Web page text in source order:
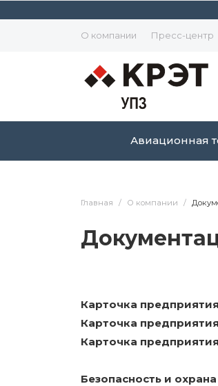
О компании Пресс-центр
Авиационная
Главная / О компании /
Карточка
Карточка предприятия
Карточка
Безопасность и